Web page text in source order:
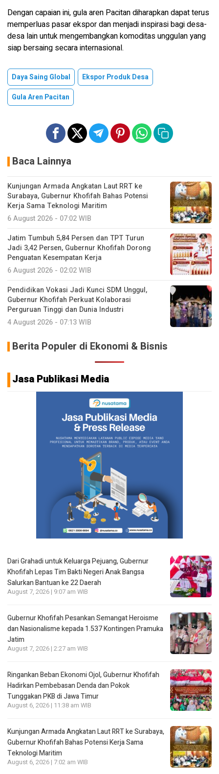
Dengan capaian ini, gula aren Pacitan diharapkan dapat terus
memperluas pasar ekspor dan menjadi inspirasi bagi desa-
desa lain untuk mengembangkan komoditas unggulan yang
siap bersaing secara internasional.
Daya Saing Global
Ekspor Produk Desa
Gula Aren Pacitan
Baca Lainnya
Kunjungan Armada Angkatan Laut RRT ke
Surabaya, Gubernur Khofifah Bahas Potensi
Kerja Sama Teknologi Maritim
6 August 2026 - 07:02 WIB
Jatim Tumbuh 5,84 Persen dan TPT Turun
Jadi 3,42 Persen, Gubernur Khofifah Dorong
Penguatan Kesempatan Kerja
6 August 2026 - 02:02 WIB
Pendidikan Vokasi Jadi Kunci SDM Unggul,
Gubernur Khofifah Perkuat Kolaborasi
Perguruan Tinggi dan Dunia Industri
4 August 2026 - 07:13 WIB
Berita Populer di Ekonomi & Bisnis
Jasa Publikasi Media
Dari Grahadi untuk Keluarga Pejuang, Gubernur
Khofifah Lepas Tim Bakti Negeri Anak Bangsa
Salurkan Bantuan ke 22 Daerah
August 7, 2026 | 9:07 am WIB
Gubernur Khofifah Pesankan Semangat Heroisme
dan Nasionalisme kepada 1.537 Kontingen Pramuka
Jatim
August 7, 2026 | 2:27 am WIB
Ringankan Beban Ekonomi Ojol, Gubernur Khofifah
Hadirkan Pembebasan Denda dan Pokok
Tunggakan PKB di Jawa Timur
August 6, 2026 | 11:38 am WIB
Kunjungan Armada Angkatan Laut RRT ke Surabaya,
Gubernur Khofifah Bahas Potensi Kerja Sama
Teknologi Maritim
August 6, 2026 | 7:02 am WIB